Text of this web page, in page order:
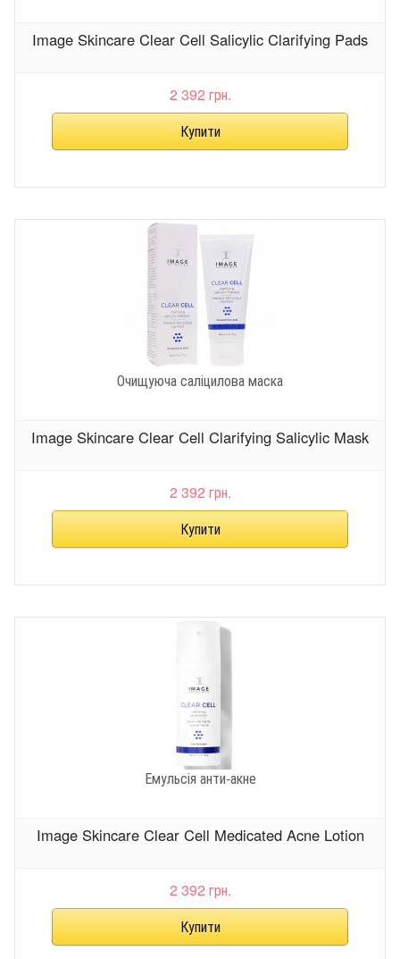
Image Skincare Clear Cell Salicylic Clarifying Pads
2 392 грн.
Очищуюча саліцилова маска
Image Skincare Clear Cell Clarifying Salicylic Mask
2 392 грн.
Емульсія анти-акне
Image Skincare Clear Cell Medicated Acne Lotion
2 392 грн.